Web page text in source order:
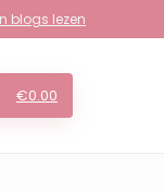
blogs lezen
€0.00